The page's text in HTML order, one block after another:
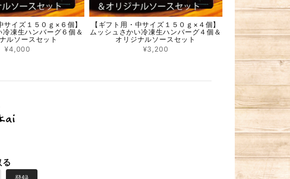
サイズ１５０ｇ×６個】
冷凍生ハンバーグ６個＆
ルソースセット
¥4,000
【ギフト用・中サイズ１５０ｇ×４個】
ムッシュさかい冷凍生ハンバーグ４個＆
オリジナルソースセット
¥3,200